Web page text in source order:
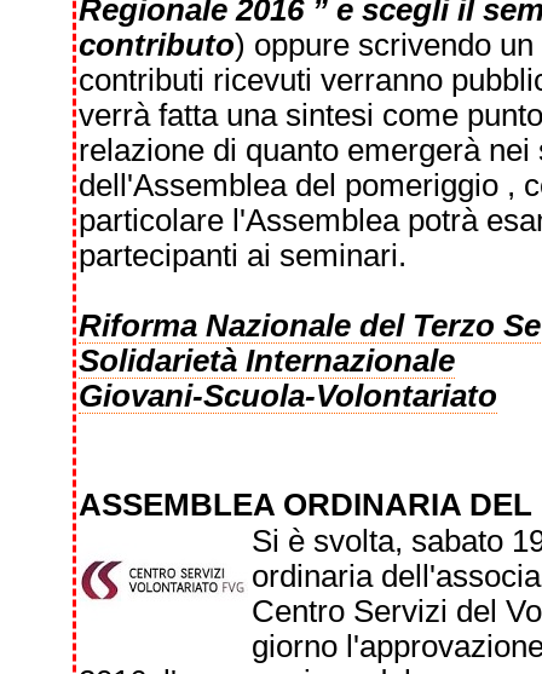
Regionale 2016 ” e scegli il
contributo) oppure scrivendo
contributi ricevuti verranno
verrà fatta una sintesi come
relazione di quanto emergerà
dell'Assemblea del pomeriggio ,
particolare l'Assemblea potrà
partecipanti ai seminari.
Riforma Nazionale del Terzo
Solidarietà Internazionale
Giovani-Scuola-Volontariato
ASSEMBLEA ORDINARIA
Si è svolta, sabato
ordinaria
Centro Servizi del
giorno